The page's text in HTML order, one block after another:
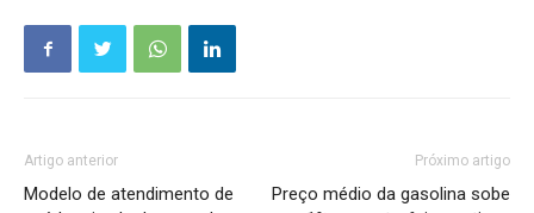
Artigo anterior
Modelo de atendimento de
Próximo artigo
Preço médio da gasolina sobe